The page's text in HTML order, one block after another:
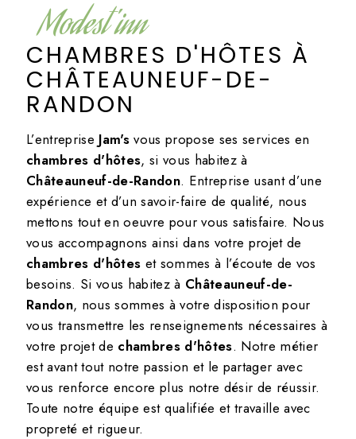
Modest'inn
CHAMBRES D'HÔTES À
CHÂTEAUNEUF-DE-
RANDON
L’entreprise Jam's vous propose ses services en
chambres d'hôtes, si vous habitez à
Châteauneuf-de-Randon. Entreprise usant d’une
expérience et d’un savoir-faire de qualité, nous
mettons tout en oeuvre pour vous satisfaire. Nous
vous accompagnons ainsi dans votre projet de
chambres d'hôtes et sommes à l’écoute de vos
besoins. Si vous habitez à Châteauneuf-de-
Randon, nous sommes à votre disposition pour
vous transmettre les renseignements nécessaires à
votre projet de chambres d'hôtes. Notre métier
est avant tout notre passion et le partager avec
vous renforce encore plus notre désir de réussir.
Toute notre équipe est qualifiée et travaille avec
propreté et rigueur.